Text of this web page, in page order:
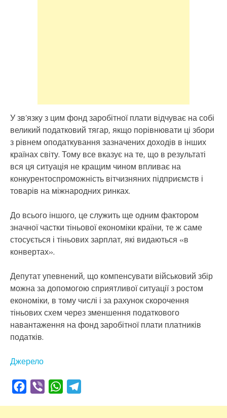
У зв’язку з цим фонд заробітної плати відчуває на собі
великий податковий тягар, якщо порівнювати ці збори
з рівнем оподаткування зазначених доходів в інших
країнах світу. Тому все вказує на те, що в результаті
вся ця ситуація не кращим чином впливає на
конкурентоспроможність вітчизняних підприємств і
товарів на міжнародних ринках.
До всього іншого, це служить ще одним фактором
значної частки тіньової економіки країни, те ж саме
стосується і тіньових зарплат, які видаються «в
конвертах».
Депутат упевнений, що компенсувати військовий збір
можна за допомогою сприятливої ситуації з ростом
економіки, в тому числі і за рахунок скорочення
тіньових схем через зменшення податкового
навантаження на фонд заробітної плати платників
податків.
Джерело
Facebook
Viber WhatsApp